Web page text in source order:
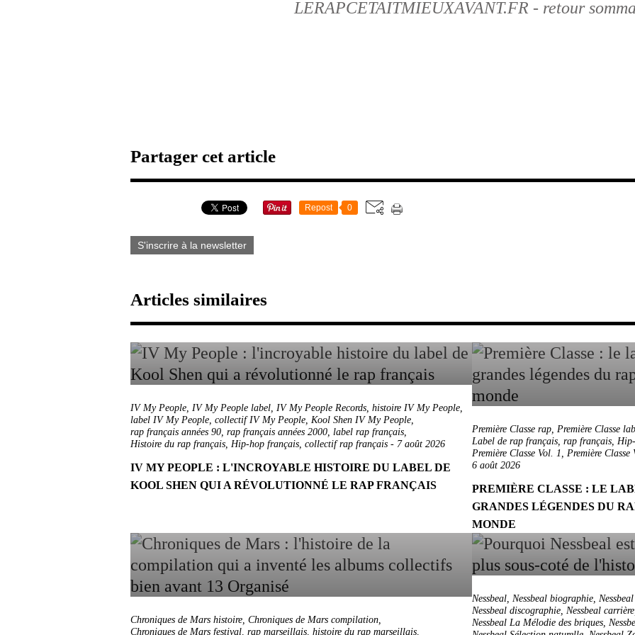
LERAPCETAITMIEUXAVANT.FR - retour
Partager cet article
Repost 0
S'inscrire à la newsletter
Articles similaires
IV My People, IV My People label, IV My People Records, histoire IV My People,
label IV My People, collectif IV My People, Kool Shen IV My People,
rap français années 90, rap français années 2000, label rap français,
Histoire du rap français, Hip-hop français, collectif rap français - 7 août 2026
IV MY PEOPLE : L'INCROYABLE HISTOIRE DU LABEL DE
KOOL SHEN QUI A RÉVOLUTIONNÉ LE RAP FRANÇAIS
Première Classe rap, Première Classe
Label de rap français, rap français,
Première Classe Vol. 1, Première Classe
6 août 2026
PREMIÈRE CLASSE : LE
GRANDES LÉGENDES DU
MONDE
Chroniques de Mars histoire, Chroniques de Mars compilation,
Chroniques de Mars festival, rap marseillais, histoire du rap marseillais,
Nessbeal, Nessbeal biographie,
Nessbeal discographie, Nessbeal carrière
Nessbeal La Mélodie des briques,